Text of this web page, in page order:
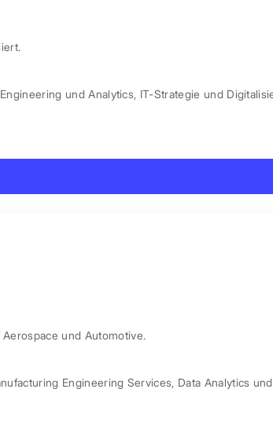
und Analytics, IT-Strategie und
und Automotive.
Engineering Services, Data Analytics